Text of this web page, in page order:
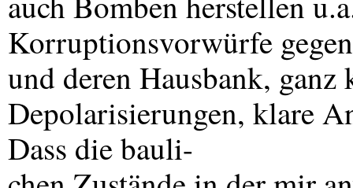
Korruptionsvorwürfe
und deren Hausbank, ganz
Depolarisierungen, klare
Dass die bauli-